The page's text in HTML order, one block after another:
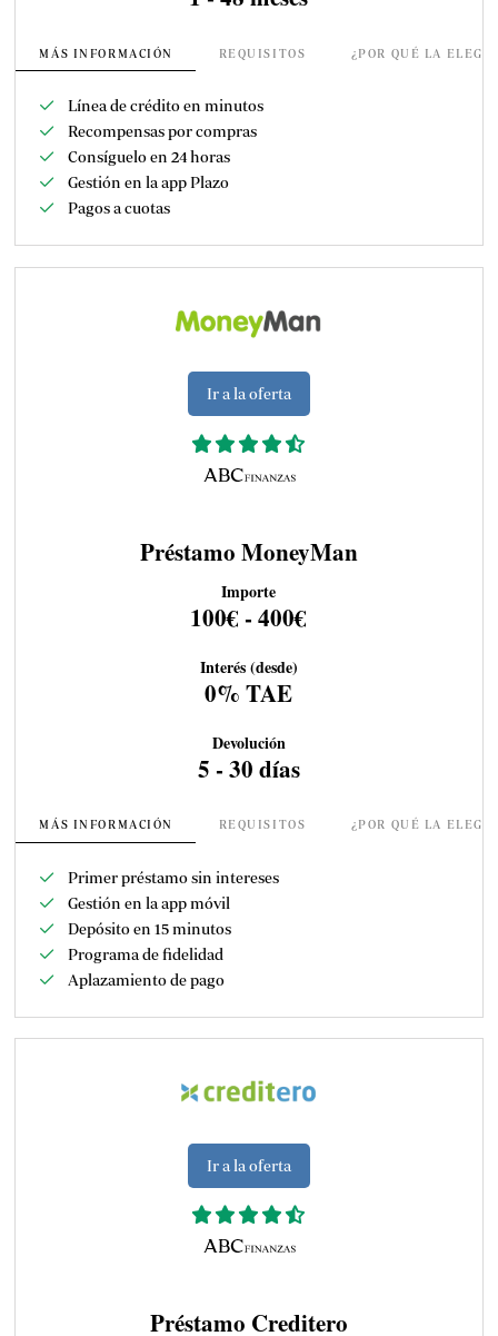
MÁS INFORMACIÓN REQUISITOS ¿POR QUÉ LA
Línea de crédito en minutos
Recompensas por compras
Consíguelo en 24 horas
Gestión en la app Plazo
Pagos a cuotas
Ir a la oferta
Préstamo MoneyMan
Importe
100€ - 400€
Interés (desde)
0% TAE
Devolución
5 - 30 días
MÁS INFORMACIÓN REQUISITOS ¿POR QUÉ LA
Primer préstamo sin intereses
Gestión en la app móvil
Depósito en 15 minutos
Programa de fidelidad
Aplazamiento de pago
Ir a la oferta
Préstamo Creditero